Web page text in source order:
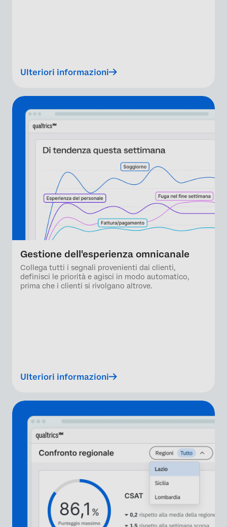
Ulteriori informazioni
Gestione dell'esperienza omnicanale
Collega tutti i segnali provenienti dai clienti,
definisci le priorità e agisci in modo automatico,
prima che i clienti si rivolgano altrove.
Ulteriori informazioni